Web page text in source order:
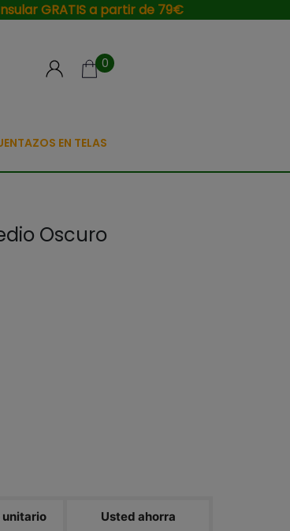
GRATIS a partir de 79€
0
EN TELAS
Oscuro
unitario Usted ahorra